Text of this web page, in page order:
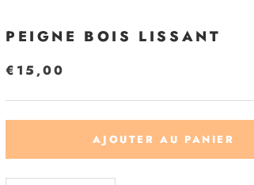
PEIGNE BOIS LISSANT
€15,00
AJOUTER AU PANIER